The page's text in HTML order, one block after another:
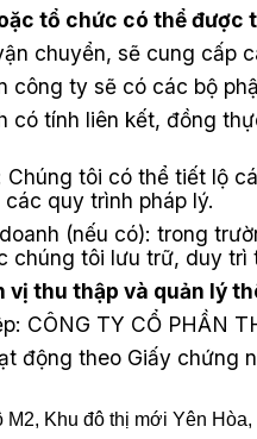
tổ chức có thể được
chuyển, sẽ cung cấp
công ty sẽ có các bộ
có tính liên kết, đồng
Chúng tôi có thể tiết lộ
quy trình pháp lý.
(nếu có): trong
chúng tôi lưu trữ, duy trì
vị thu thập và quản lý
CÔNG TY CỔ PHẦN
động theo Giấy chứng
M2, Khu đô thị mới Yên